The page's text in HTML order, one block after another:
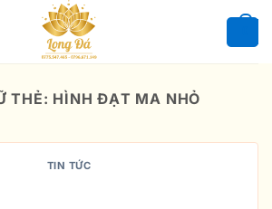
THẺ: HÌNH ĐẠT MA NHỎ
TIN TỨC